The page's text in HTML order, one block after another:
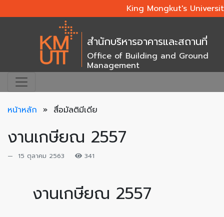
King Mongkut's
สำนักบริหารอาคารและสถานที่
Office of Building and Ground
Management
หน้าหลัก » สื่อมัลติมีเดีย
งานเกษียณ 2557
15 ตุลาคม 2563 341
งานเกษียณ 2557